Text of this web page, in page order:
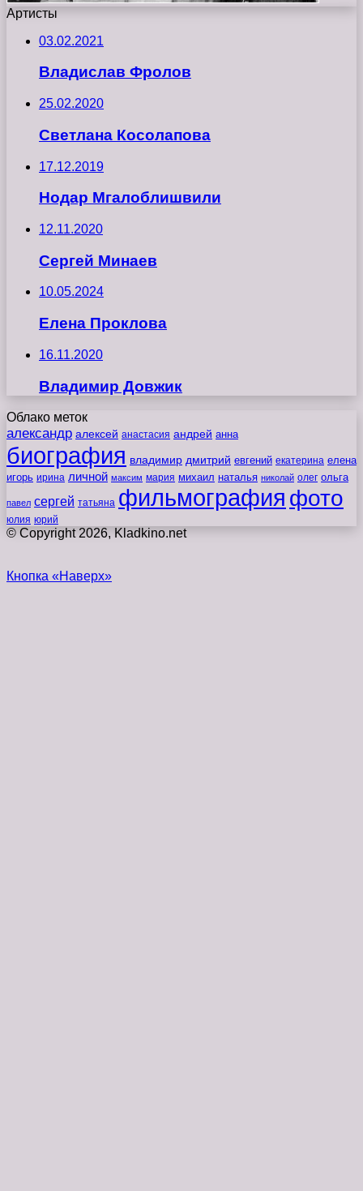
Артисты
03.02.2021
Владислав Фролов
25.02.2020
Светлана Косолапова
17.12.2019
Нодар Мгалоблишвили
12.11.2020
Сергей Минаев
10.05.2024
Елена Проклова
16.11.2020
Владимир Довжик
Облако меток
александр алексей анастасия андрей анна
биография владимир дмитрий евгений екатерина елена
игорь ирина личной максим мария михаил наталья николай олег ольга
павел сергей татьяна фильмография фото
юлия юрий
© Copyright 2026, Kladkino.net
Кнопка «Наверх»